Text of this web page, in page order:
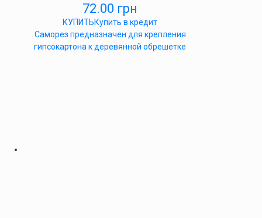
72.00 грн
КУПИТЬКупить в кредит
Саморез предназначен для крепления
гипсокартона к деревянной обрешетке